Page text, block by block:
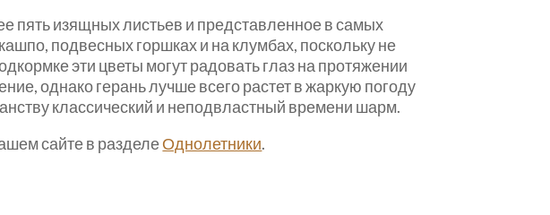
пять изящных листьев и представленное в самых
подвесных горшках и на клумбах, поскольку не
эти цветы могут радовать глаз на протяжении
однако герань лучше всего растет в жаркую погоду
классический и неподвластный времени шарм.
сайте в разделеОднолетники.